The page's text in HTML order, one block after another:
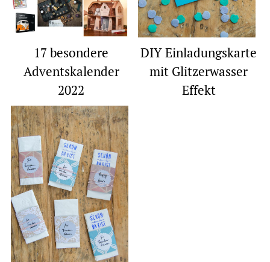
17 besondere
Adventskalender
2022
DIY Einladungskarte
mit Glitzerwasser
Effekt